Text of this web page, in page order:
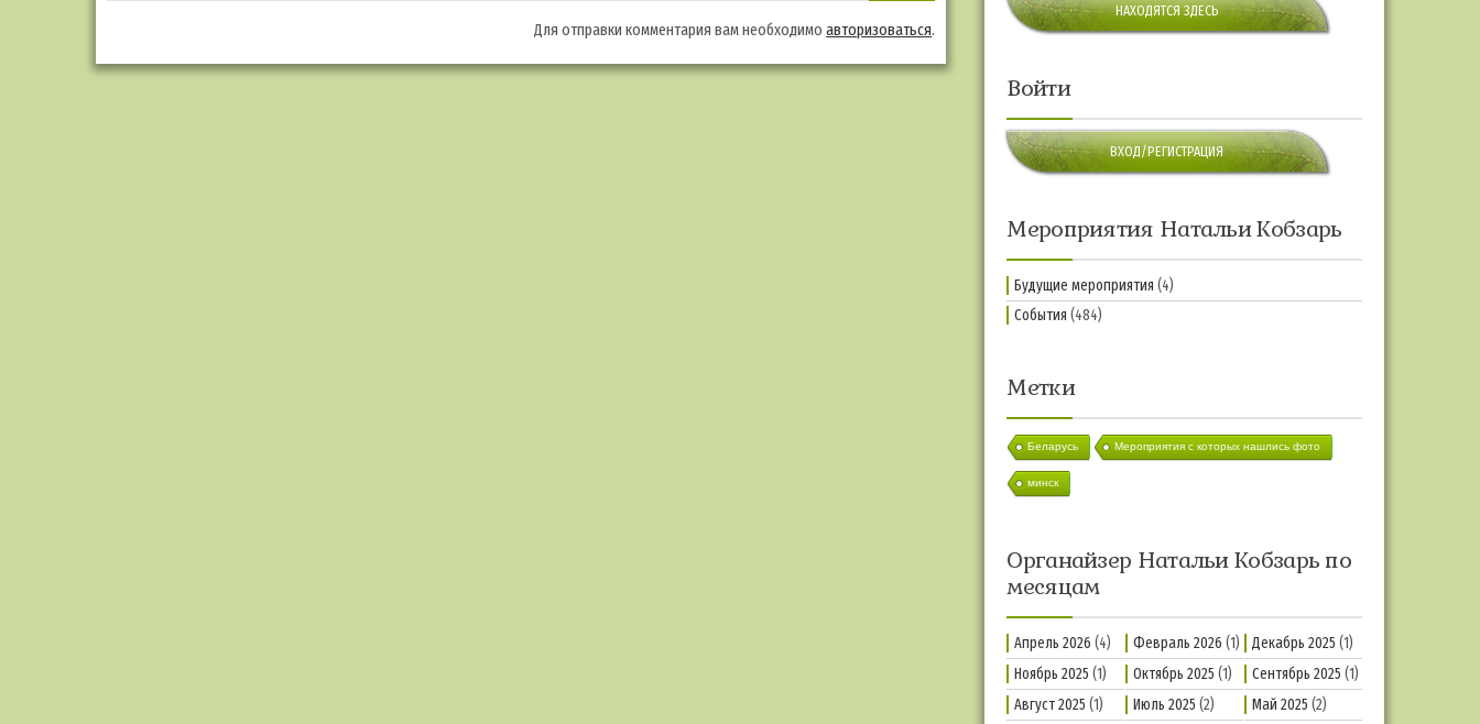
Для отправки комментария вам необходимоавторизоваться.
НАХОДЯТСЯ ЗДЕСЬ
Войти
ВХОД/РЕГИСТРАЦИЯ
Мероприятия Натальи Кобзарь
Будущие мероприятия (4)
События (484)
Метки
Беларусь Мероприятия с которых нашлись фото
минск
Органайзер Натальи Кобзарь по
месяцам
Апрель 2026 (4) Февраль 2026 (1) Декабрь 2025 (1)
Ноябрь 2025 (1) Октябрь 2025 (1) Сентябрь 2025 (1)
Август 2025 (1) Июль 2025 (2) Май 2025 (2)